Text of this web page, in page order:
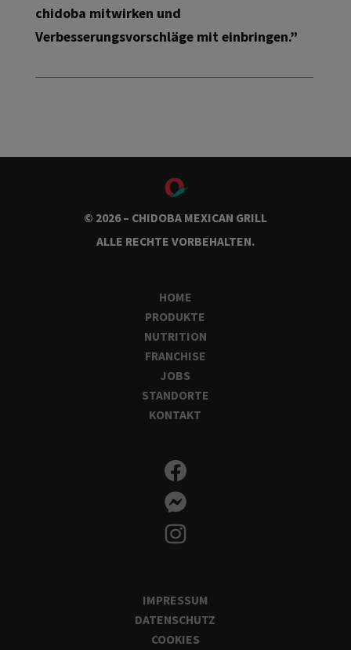
chidoba mitwirken und
Verbesserungsvorschläge mit einbringen.”
© 2026 – CHIDOBA MEXICAN GRILL
ALLE RECHTE VORBEHALTEN.
HOME
PRODUKTE
NUTRITION
FRANCHISE
JOBS
STANDORTE
KONTAKT
IMPRESSUM
DATENSCHUTZ
COOKIES